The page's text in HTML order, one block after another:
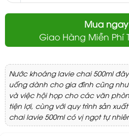
Mua ngay
Giao Hàng Miễn Phí
Nước khoáng lavie chai 500ml
uống dành cho gia đình cũng
và việc hội họp cho các văn
tiện lợi, cùng với quy trình sản
chai lavie 500ml có vị ngọt tự